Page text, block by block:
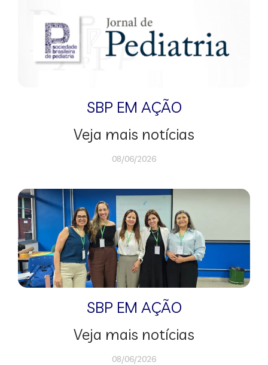
SBP EM AÇÃO
Veja mais notícias
08/06/2026
SBP EM AÇÃO
Veja mais notícias
08/06/2026